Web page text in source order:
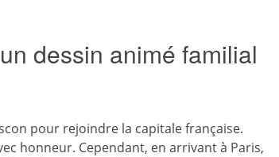
dessin animé familial
pour rejoindre la capitale française.
honneur. Cependant, en arrivant à Paris,